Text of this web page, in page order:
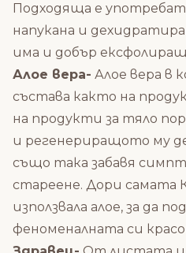
Подходяща е
напукана и
има и добър
Алое вера- Алое вера в
състава както на
на продукти за тяло
и регенериращото му
също така забавя
стареене. Дори самата
използвала алое, за да
феноменалната си